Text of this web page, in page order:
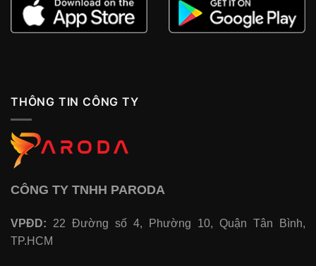
THÔNG TIN CÔNG TY
CÔNG TY TNHH PARODA
VPĐD: 22 Đường số 4, Phường 10, Quận Tân Bình,
TP.HCM